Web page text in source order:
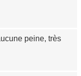
peine, très